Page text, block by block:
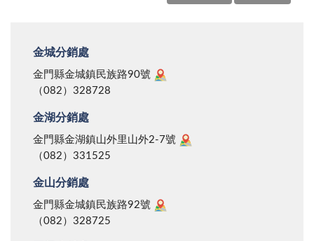
金城分銷處
金門縣金城鎮民族路90號
（082）328728
金湖分銷處
金門縣金湖鎮山外里山外2-7號
（082）331525
金山分銷處
金門縣金城鎮民族路92號
（082）328725